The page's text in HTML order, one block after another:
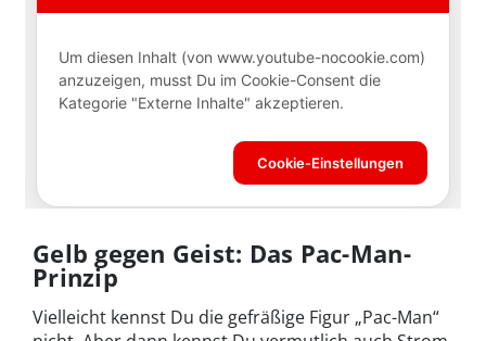
Gelb gegen Geist: Das Pac-Man-
Prinzip
Vielleicht kennst Du die gefräßige Figur „Pac-Man“